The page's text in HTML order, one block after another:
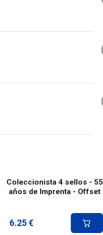
Coleccionista 4 sellos - 55
años de Imprenta - Offset
6.25 €